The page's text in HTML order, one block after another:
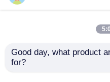
डीपी सॉकेट कनेक्टर
Good day, what product
for?